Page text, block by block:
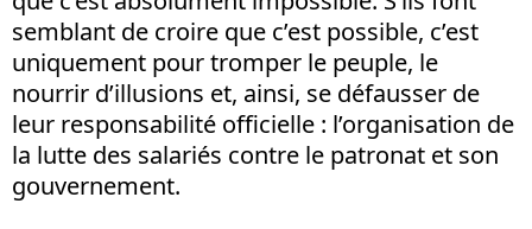
semblant de croire que c’est possible, c’est
uniquement pour tromper le peuple, le
nourrir d’illusions et, ainsi, se défausser de
leur responsabilité officielle : l’organisation de
la lutte des salariés contre le patronat et son
gouvernement.